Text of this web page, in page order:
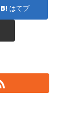
はてブ